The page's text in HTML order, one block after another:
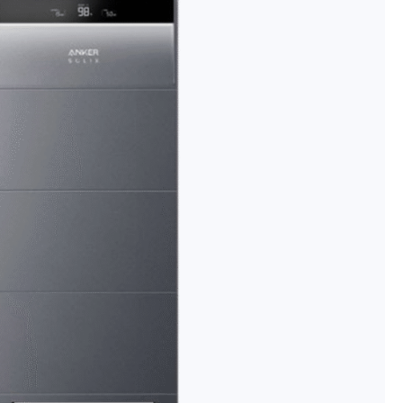
mogelijk
de 50,- voor Nederland/België
merken met officiële distributie rechten
btw-nummer tijdens het afrekenen
ontvangen?
een mailtje
Toevoegen aan winkelwagen